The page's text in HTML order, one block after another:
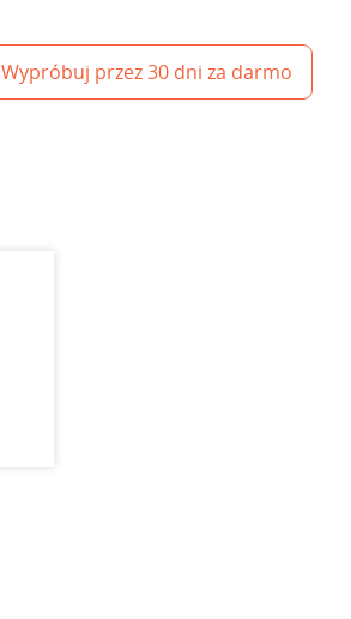
Wypróbuj przez 30 dni za darmo